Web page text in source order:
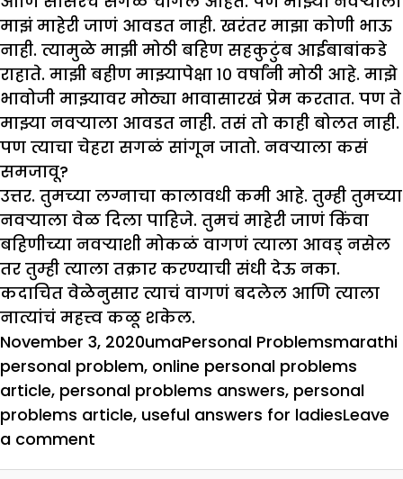
माझंमाहेरी जाणं आवडत नाही. खरंतर माझा कोणी भाऊ
नाही. त्यामुळे माझी मोठी बहिण सहकुटुंब आईबाबांकडे
राहाते. माझी बहीण माझ्यापेक्षा १० वर्षांनी मोठी आहे. माझे
भावोजी माझ्यावर मोठ्या भावासारखं प्रेम करतात. पण ते
माझ् या नवऱ्याला आवडत नाही. तसं तो काही बोलत नाही.
पण त्याचा चेहरा सगळं सांगून जातो. नवऱ्याला कसं
समजावू?
उत्तर. तुमच्या लग्नाचा कालावधी कमी आहे. तुम्ही तुमच्या
नवऱ्याला वेळ दिला पाहिजे. तुमचं माहेरी जाणं किंवा
बहिणीच्या नवऱ्याशी मोकळं वागणं त्याला आवड् नसेल
तर तुम्ही त्याला तक्रार करण्याची संधी देऊ नका.
कदाचित वेळेनुसार त्याचं वागणं बदलेल आणि त्याला
नात्यांचं महत्त्व कळू शकेल.
Posted
on
November 3, 2020Author
umaCategories
Personal ProblemsTags
marathi
personal problem, online personal problems
article, personal problems answers, personal
problems article, useful answers for ladiesLeave
a comment